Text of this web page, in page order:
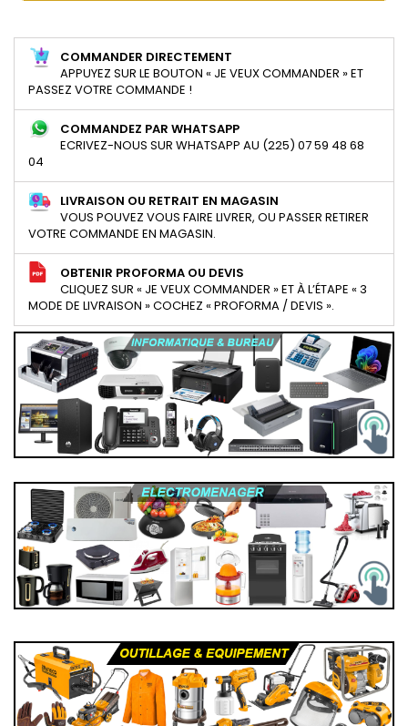
COMMANDER DIRECTEMENT
APPUYEZ SUR LE BOUTON « JE VEUX COMMANDER » ET
PASSEZ VOTRE COMMANDE !
COMMANDEZ PAR WHATSAPP
ECRIVEZ-NOUS SUR WHATSAPP AU (225) 07 59 48 68
04
LIVRAISON OU RETRAIT EN MAGASIN
VOUS POUVEZ VOUS FAIRE LIVRER, OU PASSER RETIRER
VOTRE COMMANDE EN MAGASIN.
OBTENIR PROFORMA OU DEVIS
CLIQUEZ SUR « JE VEUX COMMANDER » ET À L’ÉTAPE « 3
MODE DE LIVRAISON » COCHEZ « PROFORMA / DEVIS ».